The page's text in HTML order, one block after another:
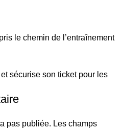
le chemin de l’entraînement
sécurise son ticket pour les
pas publiée. Les champs